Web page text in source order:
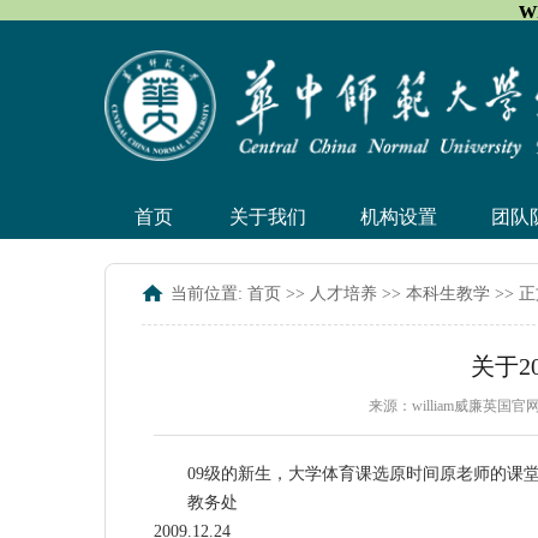
首页 关于我们 机构设置 团队
当前位置: 首页 >> 人才培养 >> 本科生教学 >>
关于
来源：william威廉英国官
09级的新生，大学体育课选原时间原老师的课
教务处
2009.12.24